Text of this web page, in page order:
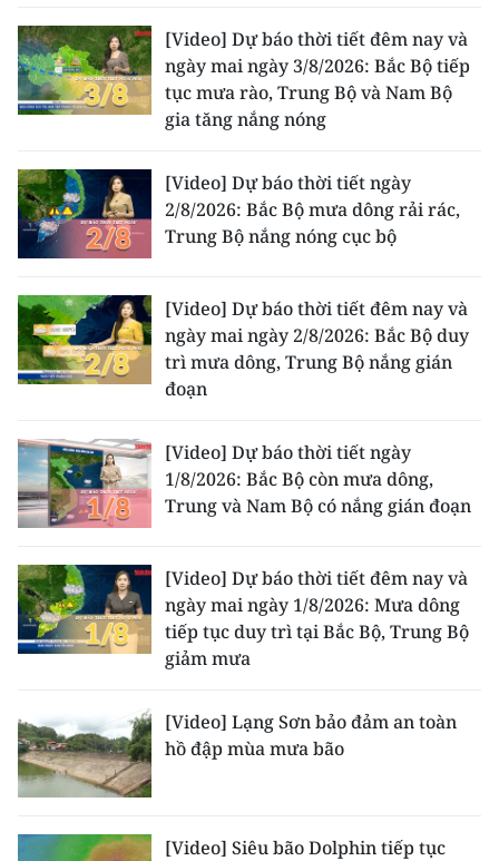
[Video] Dự báo thời tiết đêm nay và
ngày mai ngày 3/8/2026: Bắc Bộ tiếp
tục mưa rào, Trung Bộ và Nam Bộ
gia tăng nắng nóng
[Video] Dự báo thời tiết ngày
2/8/2026: Bắc Bộ mưa dông rải rác,
Trung Bộ nắng nóng cục bộ
[Video] Dự báo thời tiết đêm nay và
ngày mai ngày 2/8/2026: Bắc Bộ duy
trì mưa dông, Trung Bộ nắng gián
đoạn
[Video] Dự báo thời tiết ngày
1/8/2026: Bắc Bộ còn mưa dông,
Trung và Nam Bộ có nắng gián đoạn
[Video] Dự báo thời tiết đêm nay và
ngày mai ngày 1/8/2026: Mưa dông
tiếp tục duy trì tại Bắc Bộ, Trung Bộ
giảm mưa
[Video] Lạng Sơn bảo đảm an toàn
hồ đập mùa mưa bão
[Video] Siêu bão Dolphin tiếp tục